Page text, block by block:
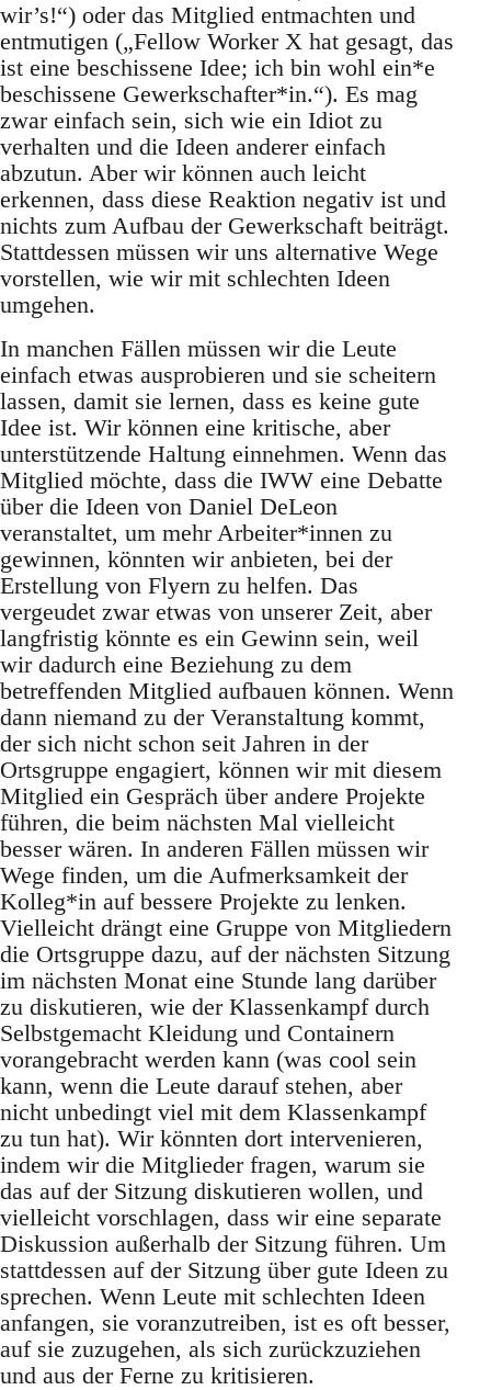
wir’s!“) oder das Mitglied entmachten und
entmutigen („Fellow Worker X hat gesagt, das
ist eine beschissene Idee; ich bin wohl ein*e
beschissene Gewerkschafter*in.“). Es mag
zwar einfach sein, sich wie ein Idiot zu
verhalten und die Ideen anderer einfach
abzutun. Aber wir können auch leicht
erkennen, dass diese Reaktion negativ ist und
nichts zum Aufbau der Gewerkschaft beiträgt.
Stattdessen müssen wir uns alternative Wege
vorstellen, wie wir mit schlechten Ideen
umgehen.
In manchen Fällen müssen wir die Leute
einfach etwas ausprobieren und sie scheitern
lassen, damit sie lernen, dass es keine gute
Idee ist. Wir können eine kritische, aber
unterstützende Haltung einnehmen. Wenn das
Mitglied möchte, dass die IWW eine Debatte
über die Ideen von Daniel DeLeon
veranstaltet, um mehr Arbeiter*innen zu
gewinnen, könnten wir anbieten, bei der
Erstellung von Flyern zu helfen. Das
vergeudet zwar etwas von unserer Zeit, aber
langfristig könnte es ein Gewinn sein, weil
wir dadurch eine Beziehung zu dem
betreffenden Mitglied aufbauen können. Wenn
dann niemand zu der Veranstaltung kommt,
der sich nicht schon seit Jahren in der
Ortsgruppe engagiert, können wir mit diesem
Mitglied ein Gespräch über andere Projekte
führen, die beim nächsten Mal vielleicht
besser wären. In anderen Fällen müssen wir
Wege finden, um die Aufmerksamkeit der
Kolleg*in auf bessere Projekte zu lenken.
Vielleicht drängt eine Gruppe von Mitgliedern
die Ortsgruppe dazu, auf der nächsten Sitzung
im nächsten Monat eine Stunde lang darüber
zu diskutieren, wie der Klassenkampf durch
Selbstgemacht Kleidung und Containern
vorangebracht werden kann (was cool sein
kann, wenn die Leute darauf stehen, aber
nicht unbedingt viel mit dem Klassenkampf
zu tun hat). Wir könnten dort intervenieren,
indem wir die Mitglieder fragen, warum sie
das auf der Sitzung diskutieren wollen, und
vielleicht vorschlagen, dass wir eine separate
Diskussion außerhalb der Sitzung führen. Um
stattdessen auf der Sitzung über gute Ideen zu
sprechen. Wenn Leute mit schlechten Ideen
anfangen, sie voranzutreiben, ist es oft besser,
auf sie zuzugehen, als sich zurückzuziehen
und aus der Ferne zu kritisieren.